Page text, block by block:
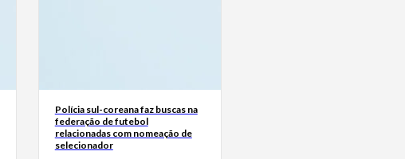
Polícia sul-coreana faz buscas na
federação de futebol
relacionadas com nomeação de
selecionador